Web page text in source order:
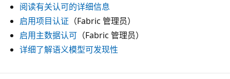
阅读有关认可的详细信息
启用项目认证 （Fabric 管理员）
启用主数据认可 （Fabric 管理员）
详细了解语义模型可发现性